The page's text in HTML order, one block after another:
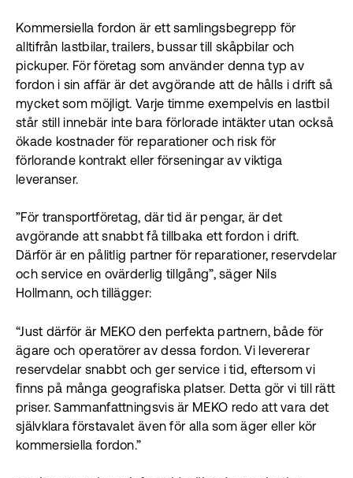
Kommersiella fordon är ett samlingsbegrepp för
alltifrån lastbilar, trailers, bussar till skåpbilar och
pickuper. För företag som använder denna typ av
fordon i sin affär är det avgörande att de hålls i drift så
mycket som möjligt. Varje timme exempelvis en lastbil
står still innebär inte bara förlorade intäkter utan också
ökade kostnader för reparationer och risk för
förlorande kontrakt eller förseningar av viktiga
leveranser.
”För transportföretag, där tid är pengar, är det
avgörande att snabbt få tillbaka ett fordon i drift.
Därför är en pålitlig partner för reparationer, reservdelar
och service en ovärderlig tillgång”, säger Nils
Hollmann, och tillägger:
“Just därför är MEKO den perfekta partnern, både för
ägare och operatörer av dessa fordon. Vi levererar
reservdelar snabbt och ger service i tid, eftersom vi
finns på många geografiska platser. Detta gör vi till rätt
priser. Sammanfattningsvis är MEKO redo att vara det
självklara förstavalet även för alla som äger eller kör
kommersiella fordon.”